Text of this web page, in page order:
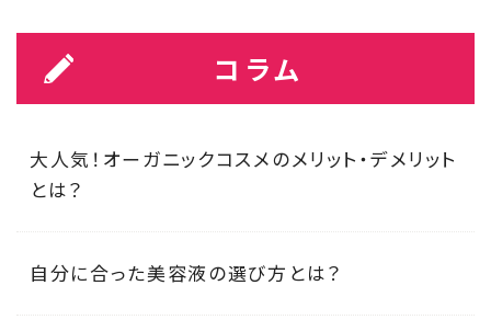
コラム
大人気！オーガニックコスメのメリット・デメリット
とは？
自分に合った美容液の選び方とは？